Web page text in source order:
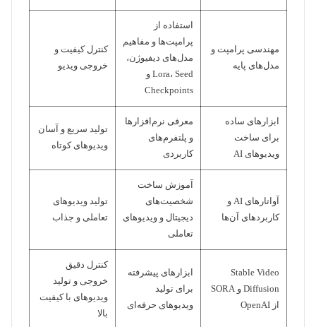
مهندسی پرامپت و
مدل‌های پایه
استفاده از
پرامپت‌ها و مفاهیم
مدل‌های دیفیوژن،
Lora، Seed و
Checkpoints
کنترل کیفیت و
خروجی ویدیو
ابزارهای ساده
برای ساخت
ویدیوهای AI
معرفی نرم‌افزارها
و پلتفرم‌های
کاربردی
تولید سریع و آسان
ویدیوهای کوتاه
آواتارهای AI و
کاربردهای آن‌ها
آموزش ساخت
شخصیت‌های
دیجیتال و ویدیوهای
تعاملی
تولید ویدیوهای
تعاملی و جذاب
Stable Video
Diffusion و SORA
از OpenAI
ابزارهای پیشرفته
برای تولید
ویدیوهای حرفه‌ای
کنترل دقیق
خروجی و تولید
ویدیوهای با کیفیت
بالا